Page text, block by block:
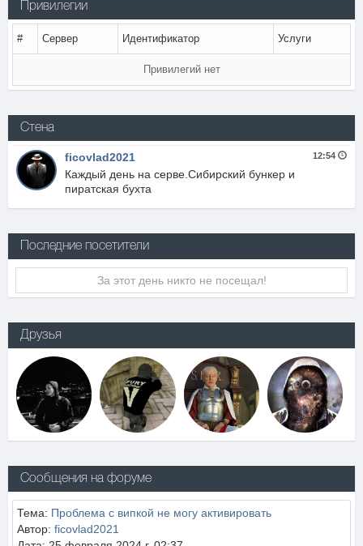
Привилегии
# Сервер Идентификатор Услуги
Привилегий нет
Стена
ficovlad2021 12:54
Каждый день на серве.Сибирский бункер и
пиратская бухта
Последние посетители
За этот день никто не посещал!
Друзья
Сообщения на форуме
Тема: Проблема с випкой не могу активировать
Автор: ficovlad2021